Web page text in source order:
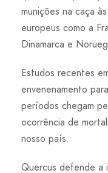
munições na caça
europeus como a
Dinamarca e
Estudos recentes
envenenamento
períodos chegam
ocorrência de
nosso país.
Quercus defende a